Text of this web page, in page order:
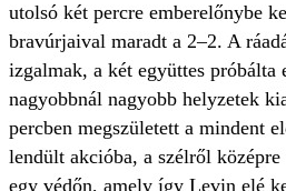
utolsó két percre emberelőnybe
bravúrjaival maradt a 2–2. A
izgalmak, a két együttes
nagyobbnál nagyobb helyzetek
percben megszületett a mindent
lendült akcióba, a szélről
egy védőn, amely így Levin elé